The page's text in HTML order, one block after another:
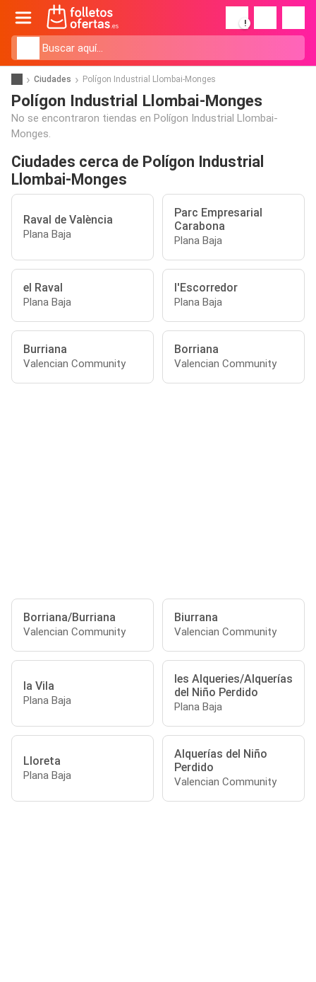
!
Ciudades Polígon Industrial Llombai-Monges
Polígon Industrial Llombai-Monges
No se encontraron tiendas en Polígon Industrial Llombai-
Monges.
Ciudades cerca de Polígon Industrial
Llombai-Monges
Raval de València
Plana Baja
Parc Empresarial
Carabona
Plana Baja
el Raval
Plana Baja
l'Escorredor
Plana Baja
Burriana
Valencian Community
Borriana
Valencian Community
Borriana/Burriana
Valencian Community
Biurrana
Valencian Community
la Vila
Plana Baja
les Alqueries/Alquerías
del Niño Perdido
Plana Baja
Lloreta
Plana Baja
Alquerías del Niño
Perdido
Valencian Community